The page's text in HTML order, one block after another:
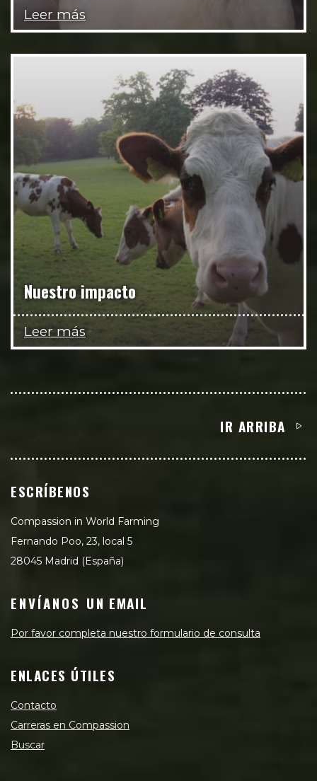
Leer más
Nuestro impacto
Leer más
IR ARRIBA
ESCRÍBENOS
Compassion in World Farming
Fernando Poo, 23, local 5
28045 Madrid (España)
ENVÍANOS UN EMAIL
Por favor completa nuestro formulario de consulta
ENLACES ÚTILES
Contacto
Carreras en Compassion
Buscar